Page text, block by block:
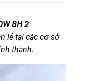
BH 2
lẻ tại các cơ sở
thành.